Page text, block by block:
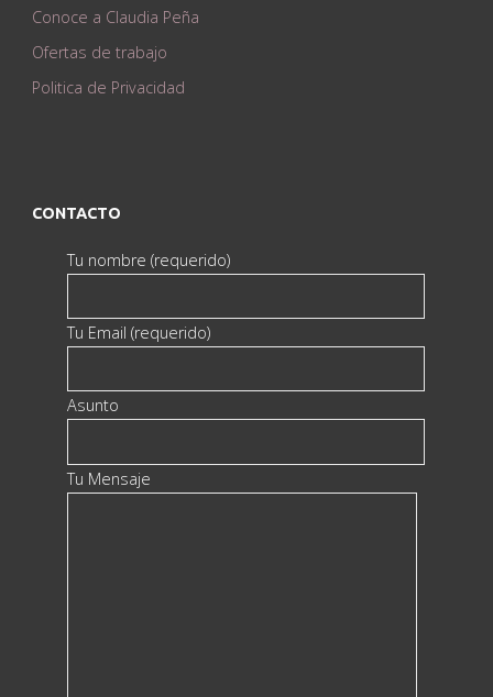
Conoce a Claudia Peña
Ofertas de trabajo
Politica de Privacidad
CONTACTO
Tu nombre (requerido)
Tu Email (requerido)
Asunto
Tu Mensaje